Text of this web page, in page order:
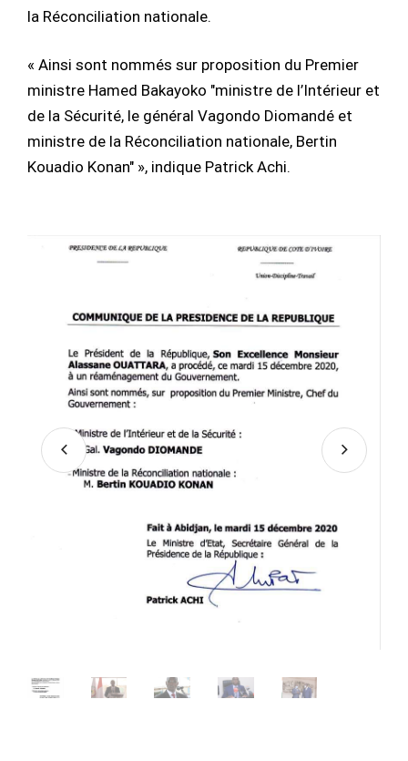
la Réconciliation nationale.
« Ainsi sont nommés sur proposition du Premier
ministre Hamed Bakayoko "ministre de l’Intérieur et
de la Sécurité, le général Vagondo Diomandé et
ministre de la Réconciliation nationale, Bertin
Kouadio Konan" », indique Patrick Achi.